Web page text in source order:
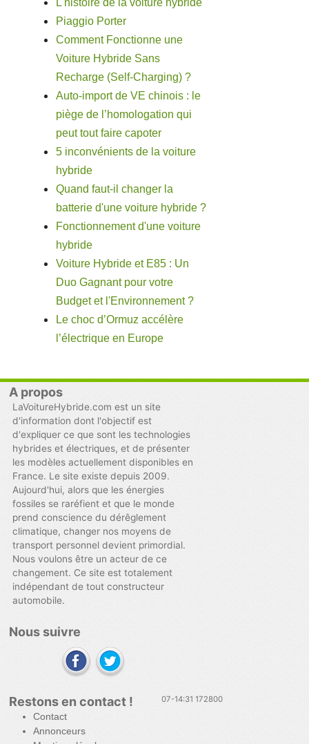
Piaggio Porter
Comment Fonctionne une
Voiture Hybride Sans
Recharge (Self-Charging) ?
Auto-import de VE chinois : le
piège de l’homologation qui
peut tout faire capoter
5 inconvénients de la voiture
hybride
Quand faut-il changer la
batterie d'une voiture hybride ?
Fonctionnement d'une voiture
hybride
Voiture Hybride et E85 : Un
Duo Gagnant pour votre
Budget et l'Environnement ?
Le choc d’Ormuz accélère
l’électrique en Europe
A propos
LaVoitureHybride.com est un site
d'information dont l'objectif est
d'expliquer ce que sont les technologies
hybrides et électriques, et de présenter
les modèles actuellement disponibles en
France. Le site existe depuis 2009.
Aujourd'hui, alors que les énergies
fossiles se raréfient et que le monde
prend conscience du dérêglement
climatique, changer nos moyens de
transport personnel devient primordial.
Nous voulons être un acteur de ce
changement. Ce site est totalement
indépendant de tout constructeur
automobile.
Nous suivre
Restons en contact !
Contact
Annonceurs
07-14:31 172800